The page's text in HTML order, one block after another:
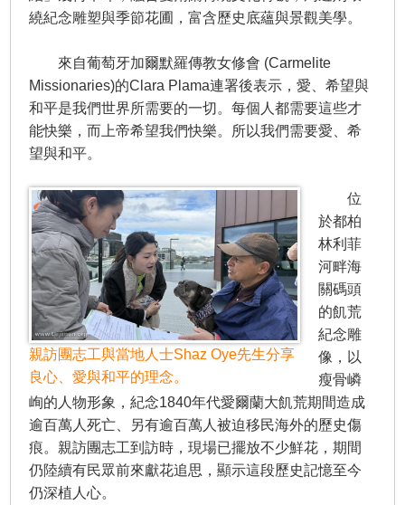
繞紀念雕塑與季節花圃，富含歷史底蘊與景觀美學。
來自葡萄牙加爾默羅傳教女修會 (Carmelite
Missionaries)的Clara Plama連署後表示，愛、希望與
和平是我們世界所需要的一切。每個人都需要這些才
能快樂，而上帝希望我們快樂。所以我們需要愛、希
望與和平。
親訪團志工與當地人士Shaz Oye先生分享
良心、愛與和平的理念。
位
於都柏
林利菲
河畔海
關碼頭
的飢荒
紀念雕
像，以
瘦骨嶙
峋的人物形象，紀念1840年代愛爾蘭大飢荒期間造成
逾百萬人死亡、另有逾百萬人被迫移民海外的歷史傷
痕。親訪團志工到訪時，現場已擺放不少鮮花，期間
仍陸續有民眾前來獻花追思，顯示這段歷史記憶至今
仍深植人心。